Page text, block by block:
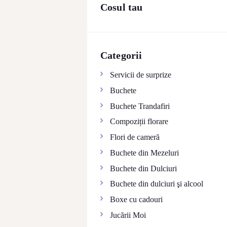
Cosul tau
Categorii
Servicii de surprize
Buchete
Buchete Trandafiri
Compoziții florare
Flori de cameră
Buchete din Mezeluri
Buchete din Dulciuri
Buchete din dulciuri şi alcool
Boxe cu cadouri
Jucării Moi